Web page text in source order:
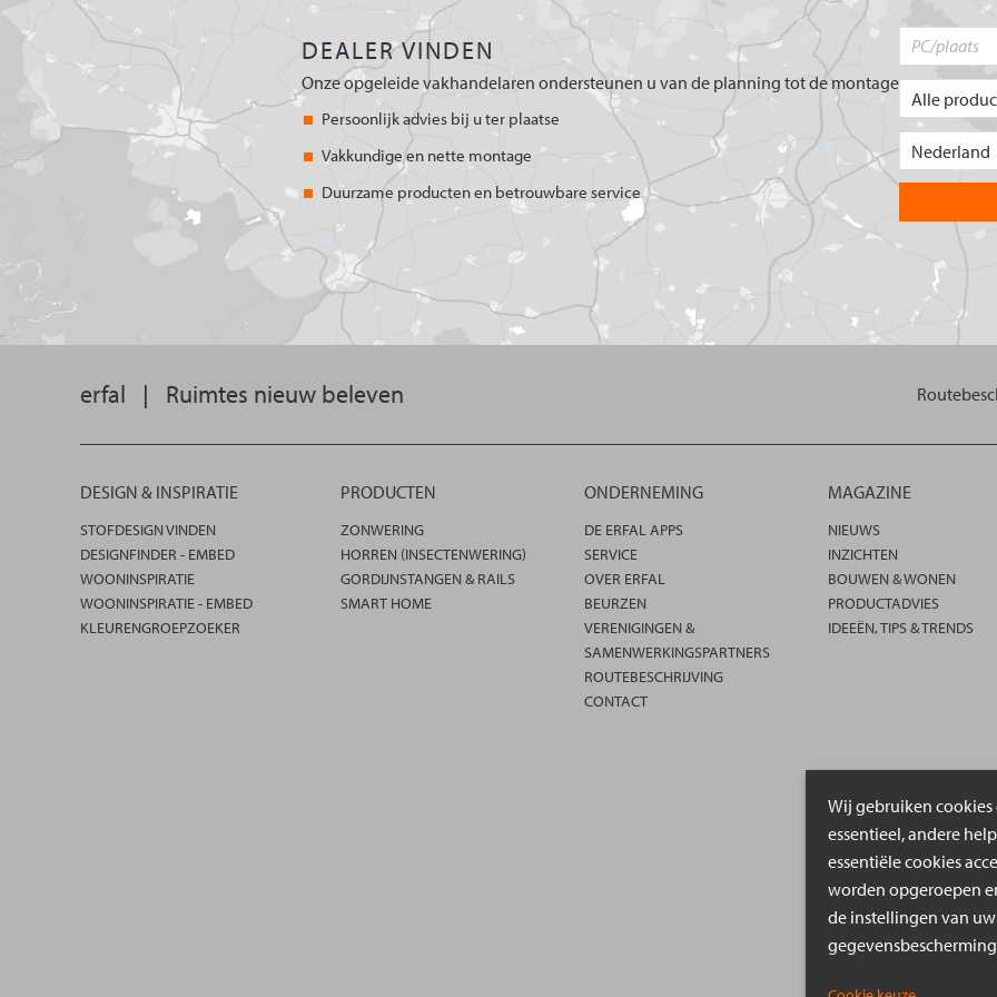
Wij gebruiken
essentieel, andere
essentiële cookies
worden opgeroepen
de instellingen van
DEALER VINDEN
Onze opgeleide vakhandelaren ondersteunen u van de planning tot de montage
Persoonlijk advies bij u ter plaatse
Vakkundige en nette montage
Duurzame producten en betrouwbare service
erfal | Ruimtes nieuw beleven
DESIGN & INSPIRATIE
STOFDESIGN VINDEN
DESIGNFINDER - EMBED
WOONINSPIRATIE
WOONINSPIRATIE - EMBED
KLEURENGROEPZOEKER
PRODUCTEN
ZONWERING
HORREN (INSECTENWERING)
GORDIJNSTANGEN & RAILS
SMART HOME
ONDERNEMING
DE ERFAL APPS
SERVICE
OVER ERFAL
BEURZEN
VERENIGINGEN &
SAMENWERKINGSPARTNERS
ROUTEBESCHRIJVING
CONTACT
MAGAZINE
NIEUWS
INZICHTEN
BOUWEN & WONEN
PRODUCTADVIES
IDEEËN, TIPS & TRENDS